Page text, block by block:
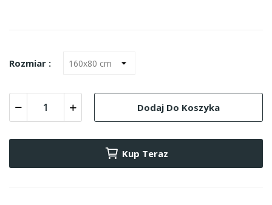
Rozmiar :
Dodaj Do Koszyka
Kup Teraz